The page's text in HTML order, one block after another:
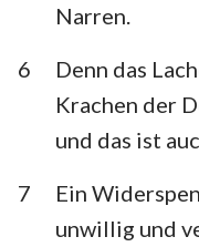
Narren.
6
Denn das
Krachen der
und das ist
7
Ein
unwillig und